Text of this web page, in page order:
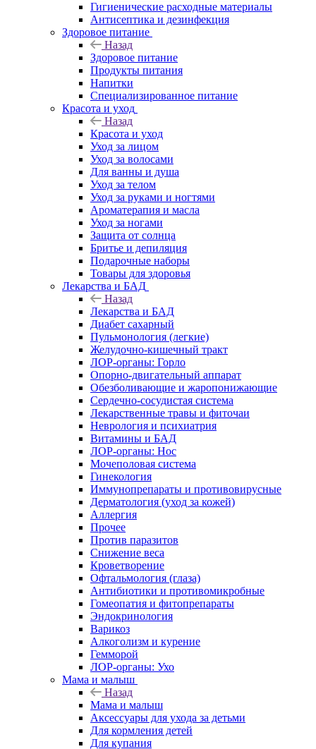
Гигиенические расходные материалы
Антисептика и дезинфекция
Здоровое питание
Назад
Здоровое питание
Продукты питания
Напитки
Специализированное питание
Красота и уход
Назад
Красота и уход
Уход за лицом
Уход за волосами
Для ванны и душа
Уход за телом
Уход за руками и ногтями
Ароматерапия и масла
Уход за ногами
Защита от солнца
Бритье и депиляция
Подарочные наборы
Товары для здоровья
Лекарства и БАД
Назад
Лекарства и БАД
Диабет сахарный
Пульмонология (легкие)
Желудочно-кишечный тракт
ЛОР-органы: Горло
Опорно-двигательный аппарат
Обезболивающие и жаропонижающие
Сердечно-сосудистая система
Лекарственные травы и фиточаи
Неврология и психиатрия
Витамины и БАД
ЛОР-органы: Нос
Мочеполовая система
Гинекология
Иммунопрепараты и противовирусные
Дерматология (уход за кожей)
Аллергия
Прочее
Против паразитов
Снижение веса
Кроветворение
Офтальмология (глаза)
Антибиотики и противомикробные
Гомеопатия и фитопрепараты
Эндокринология
Варикоз
Алкоголизм и курение
Гемморой
ЛОР-органы: Ухо
Мама и малыш
Назад
Мама и малыш
Аксессуары для ухода за детьми
Для кормления детей
Для купания